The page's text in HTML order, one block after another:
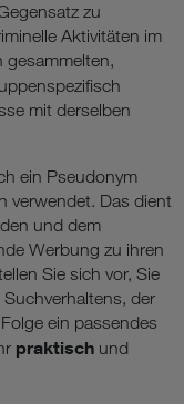
zu
Aktivitäten im
gesammelten,
mit derselben
ein Pseudonym
verwendet. Das dient
und dem
Werbung zu ihren
Sie sich vor, Sie
der
ein passendes
praktisch und